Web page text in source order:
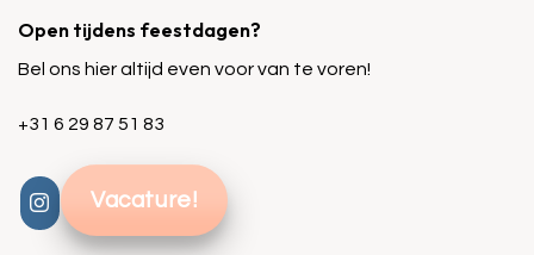
Open tijdens feestdagen?
Bel ons hier altijd even voor van te voren!
+31 6 29 87 51 83
Vacature!